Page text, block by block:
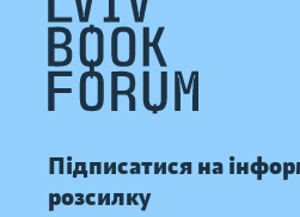
Підписатися на
розсилку